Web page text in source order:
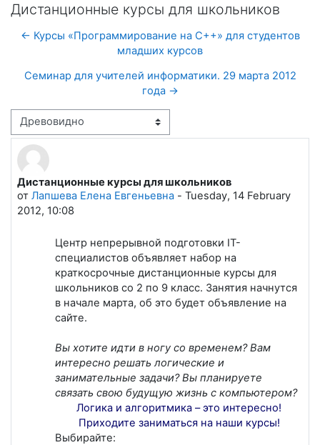
Дистанционные курсы для школьников
← Курсы «Программирование на C++» для студентов
младших курсов
Семинар для учителей информатики. 29 марта 2012
года →
Режим отображения
Дистанционные курсы для школьников
от Лапшева Елена Евгеньевна - Tuesday, 14 February
2012, 10:08
Количество ответов: 0
Центр непрерывной подготовки IT-
специалистов объявляет набор на
краткосрочные дистанционные курсы для
школьников со 2 по 9 класс. Занятия начнутся
в начале марта, об это будет объявление на
сайте.
Вы хотите идти в ногу со временем? Вам
интересно решать логические и
занимательные задачи? Вы планируете
связать свою будущую жизнь с компьютером?
Логика и алгоритмика – это интересно!
Приходите заниматься на наши курсы!
Выбирайте: